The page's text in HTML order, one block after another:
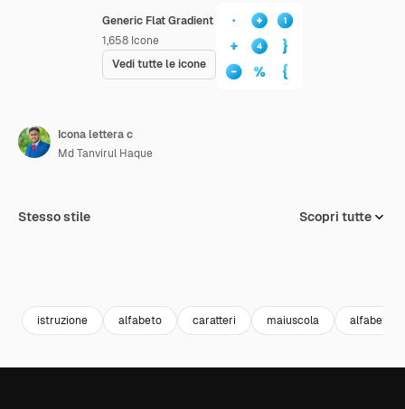
Generic Flat Gradient
1,658 Icone
Vedi tutte le icone
Icona lettera c
Md Tanvirul Haque
Stesso stile Scopri tutte
istruzione alfabeto caratteri maiuscola alfabetico